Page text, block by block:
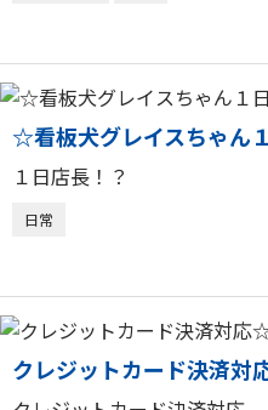
☆看板犬グレイスちゃん
１日店長！？
日常
クレジットカード決済対